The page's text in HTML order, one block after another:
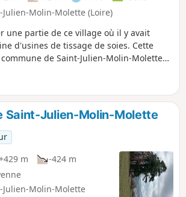
Julien-Molin-Molette (Loire)
une partie de ce village où il y avait
d'usines de tissage de soies. Cette
de Saint-Julien-Molin-Molette
Lampony qu'on peut faire le matin ou
celle-ci la faire l'après-midi pour ceux
un casse-croûte à la mi-journée ou
A TOUS LES RANDONNEURS (SES)
MES RANDONNEES vous pouvez mettre
l'emplacement sur le circuit.
Saint-Julien-Molin-Molette
m
-424 m
Julien-Molin-Molette